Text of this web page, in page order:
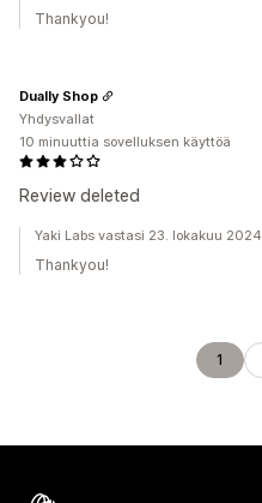
Thankyou!
Review deleted
Dually Shop
Yhdysvallat
10 minuuttia sovelluksen käyttöä
Yaki Labs vastasi 23. lokakuu 2024
Thankyou!
1